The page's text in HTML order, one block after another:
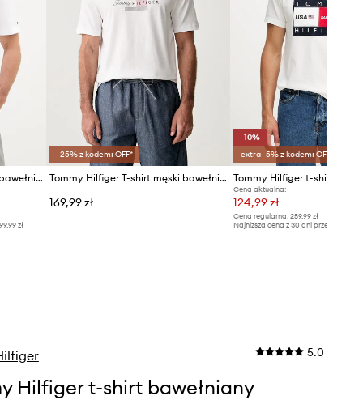
Tommy Hilfiger T-shirt męski bawełniany
zł
-25% z kodem: OFF*
Tommy Hilfiger T-shirt męski bawełniany
169,99 zł
-10%
extra -5% z kodem: OFF*
Cena aktualna:
124,99 zł
Cena regularna: 259,99 zł
Najniższa cena z 30 dni przed obniżką:
5.0
Hilfiger t-shirt bawełniany